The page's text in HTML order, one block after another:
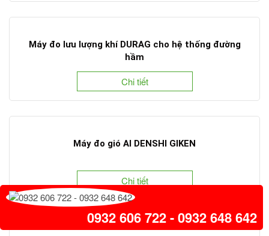
Máy đo lưu lượng khí DURAG cho hệ thống đường
hầm
Chi tiết
Máy đo gió AI DENSHI GIKEN
Chi tiết
0932 606 722 - 0932 648 642